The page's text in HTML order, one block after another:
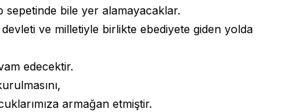
bile yer alamayacaklar.
ve milletiyle birlikte ebediyete giden yolda
edecektir.
armağan etmiştir.